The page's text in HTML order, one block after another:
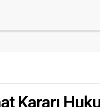
Kararı